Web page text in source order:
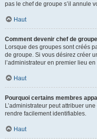
pas le chef de groupe s’il annule
Haut
Comment devenir chef de
Lorsque des groupes sont créés
de groupe. Si vous désirez créer
l’administrateur en premier lieu
Haut
Pourquoi certains membres
L’administrateur peut attribuer
rendre facilement identifiables.
Haut